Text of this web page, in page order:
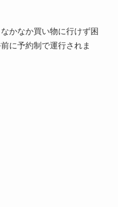
かなか買い物に行けず困
に予約制で運行されま